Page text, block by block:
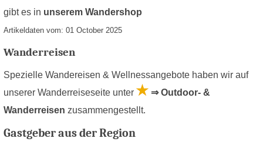
gibt es in unserem Wandershop
Artikeldaten vom: 01 October 2025
Wanderreisen
Spezielle Wandereisen & Wellnessangebote haben wir auf
unserer Wanderreiseseite unter
⇒ Outdoor- &
Wanderreisen zusammengestellt.
Gastgeber aus der Region